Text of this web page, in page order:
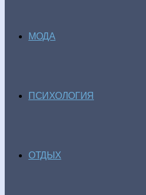
МОДА
ПСИХОЛОГИЯ
ОТДЫХ